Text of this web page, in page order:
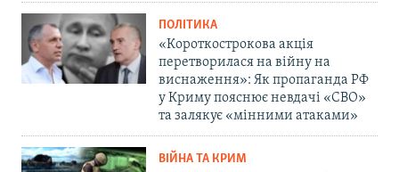
ПОЛІТИКА
«Короткострокова акція
перетворилася на війну на
виснаження»: Як пропаганда РФ
у Криму пояснює невдачі «СВО»
та залякує «мінними атаками»
ВІЙНА ТА КРИМ